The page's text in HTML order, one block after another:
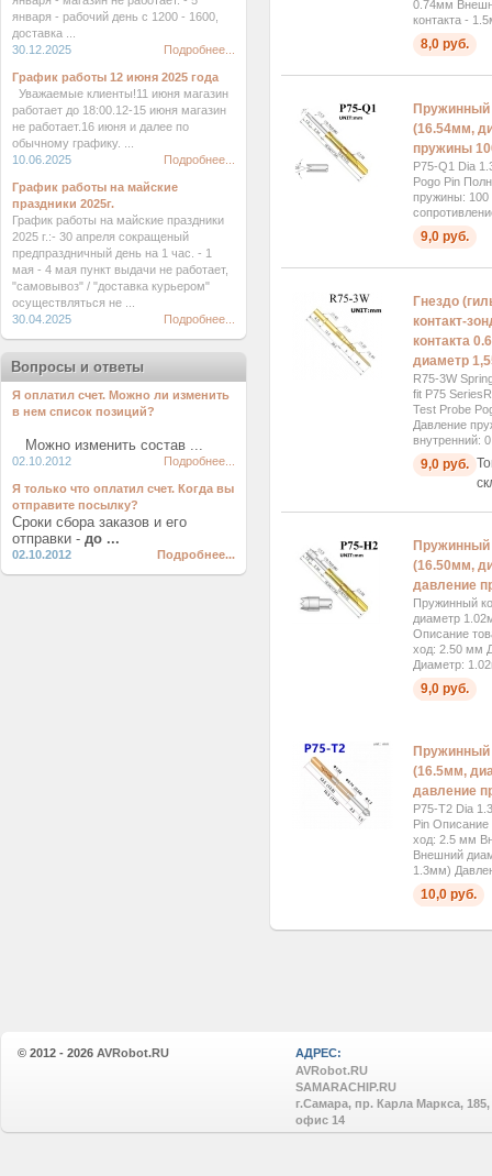
0.74мм
контакта -
8,0 руб.
Пружинный
(16.54мм,
пружины
P75-Q1 Dia
Pogo Pin
пружины:
9,0 руб.
Гнездо
контакт-
контакта
диаметр
R75-3W
fit P75
Test Probe
Давление
внутренний:
9,0 руб.
Пружинный
(16.50мм,
давление
Пружинный
диаметр
Описание
ход: 2.50 мм
Диаметр:
9,0 руб.
Пружинный
(16.5мм,
давление
P75-T2 Dia
Pin
ход: 2.5 мм
Внешний
1.3мм)
10,0 руб.
января - рабочий день с 1200 - 1600,
доставка ...
30.12.2025
Подробнее...
График работы 12 июня 2025 года
Уважаемые клиенты!11 июня магазин
работает до 18:00.12-15 июня магазин
не работает.16 июня и далее по
обычному графику. ...
10.06.2025
Подробнее...
График работы на майские
праздники 2025г.
График работы на майские праздники
2025 г.:- 30 апреля сокращеный
предпраздничный день на 1 час. - 1
мая - 4 мая пункт выдачи не работает,
"самовывоз" / "доставка курьером"
осуществляться не ...
30.04.2025
Подробнее...
Вопросы и ответы
Я оплатил счет. Можно ли изменить
в нем список позиций?
Можно изменить состав ...
02.10.2012 Подробнее...
Я только что оплатил счет. Когда вы
отправите посылку?
Сроки сбора заказов и его
отправки - до ...
02.10.2012 Подробнее...
© 2012 - 2026 AVRobot.RU
АДРЕС:
AVRobot.RU
SAMARACHIP.RU
г.Самара, пр. Карла Маркса, 185,
офис 14